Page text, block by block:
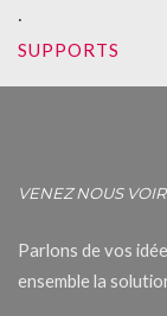
∙
SUPPORTS
VENEZ NOUS
Parlons de vos
ensemble la